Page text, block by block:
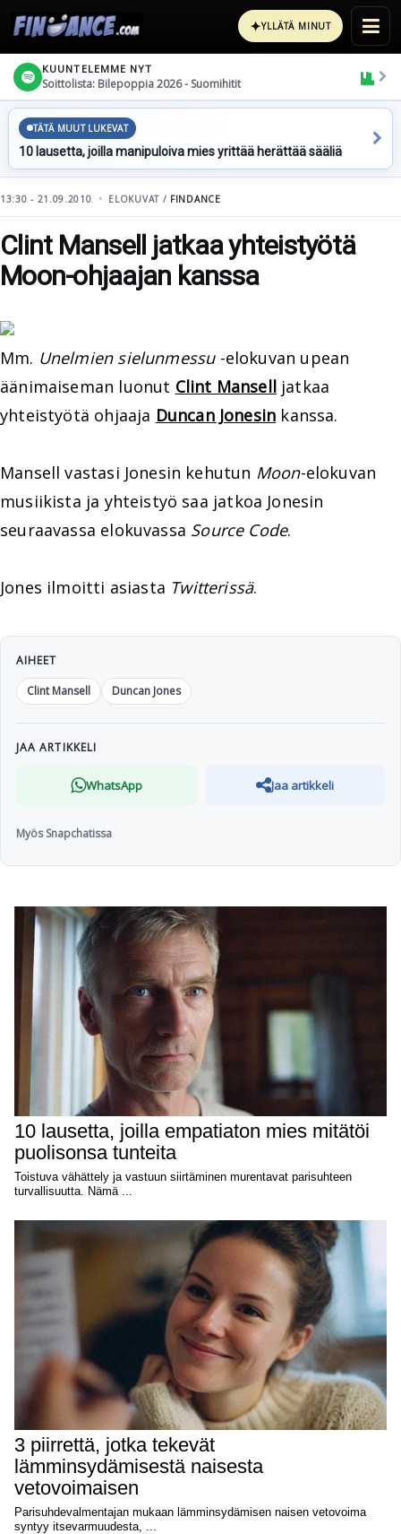
✦YLLÄTÄ MINUT
KUUNTELEMME NYT
Soittolista: Bilepoppia 2026 - Suomihitit
TÄTÄ MUUT LUKEVAT
10 lausetta, joilla manipuloiva mies yrittää herättää sääliä
13:30 - 21.09.2010 ELOKUVAT / FINDANCE
Clint Mansell jatkaa yhteistyötä
Moon-ohjaajan kanssa
Mm. Unelmien sielunmessu-elokuvan upean
äänimaiseman luonut Clint Manselljatkaa
yhteistyötä ohjaaja Duncan Jonesin kanssa.
Mansell vastasi Jonesin kehutun Moon-elokuvan
musiikista ja yhteistyö saa jatkoa Jonesin
seuraavassa elokuvassa Source Code.
Jones ilmoitti asiasta Twitterissä.
AIHEET
Clint Mansell
Duncan Jones
JAA ARTIKKELI
WhatsApp Jaa artikkeli
Myös Snapchatissa